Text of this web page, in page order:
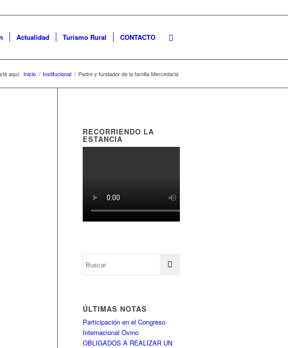
Actualidad Turismo Rural CONTACTO
aquí: Inicio / Institucional / Padre y fundador de la familia Mercedaria
RECORRIENDO LA
ESTANCIA
ÚLTIMAS NOTAS
Participación en el Congreso
Internacional Ovino
OBLIGADOS A REALIZAR UN